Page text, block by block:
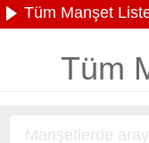
Tüm Manşet
Tüm